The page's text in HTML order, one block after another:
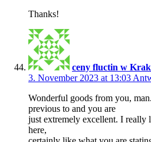
Thanks!
ceny fluctin w
3. November 2023 at 13:03
Wonderful goods from you,
previous to and you are
just extremely excellent. I really
here,